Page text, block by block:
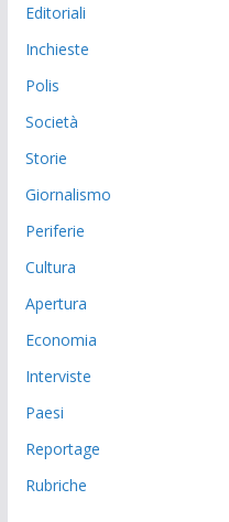
Editoriali
Inchieste
Polis
Società
Storie
Giornalismo
Periferie
Cultura
Apertura
Economia
Interviste
Paesi
Reportage
Rubriche